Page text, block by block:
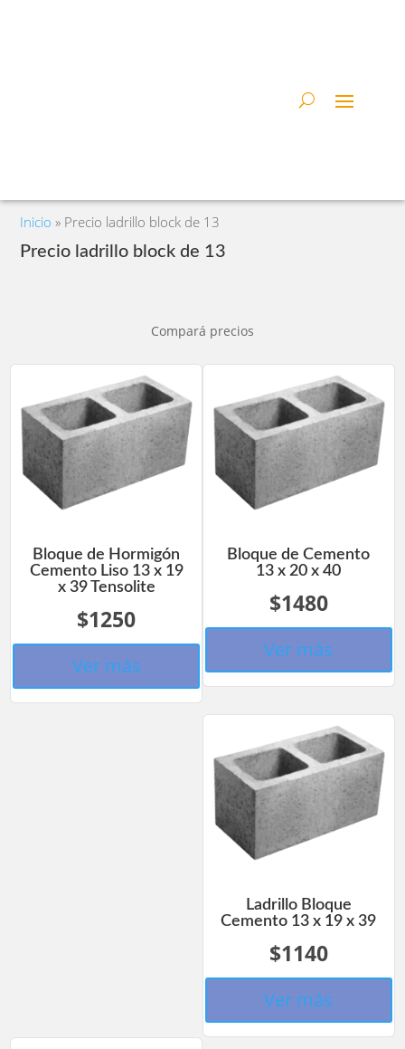
Inicio » Precio ladrillo block de 13
Precio ladrillo block de 13
Compará precios
Bloque de Hormigón
Cemento Liso 13 x 19
x 39 Tensolite
$1250
Ver más
Bloque de Cemento
13 x 20 x 40
$1480
Ver más
Ladrillo Bloque
Cemento 13 x 19 x 39
$1140
Ver más